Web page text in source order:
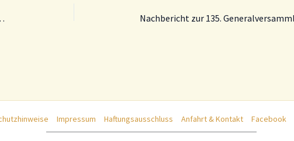
Neuerungen
Impressum Haftungsausschluss Anfahrt & Kontakt Facebook